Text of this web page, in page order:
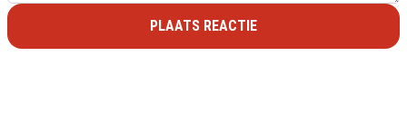
PLAATS REACTIE